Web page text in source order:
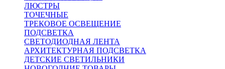
ЛЮСТРЫ
ТОЧЕЧНЫЕ
ТРЕКОВОЕ ОСВЕЩЕНИЕ
ПОДСВЕТКА
СВЕТОДИОДНАЯ ЛЕНТА
АРХИТЕКТУРНАЯ ПОДСВЕТКА
ДЕТСКИЕ СВЕТИЛЬНИКИ